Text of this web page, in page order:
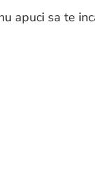
apuci sa te